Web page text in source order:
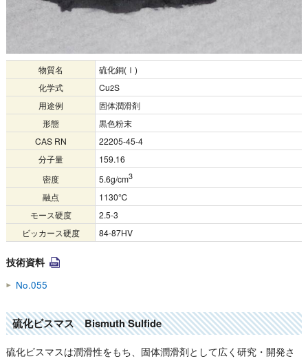
物質名
硫化銅(Ⅰ)
化学式
Cu2S
用途例
固体潤滑剤
形態
黒色粉末
CAS RN
22205-45-4
分子量
159.16
密度
5.6g/cm3
融点
1130℃
モース硬度
2.5-3
ビッカース硬度
84-87HV
技術資料
No.055
硫化ビスマス Bismuth Sulfide
硫化ビスマスは潤滑性をもち、固体潤滑剤として広く研究・開発さ